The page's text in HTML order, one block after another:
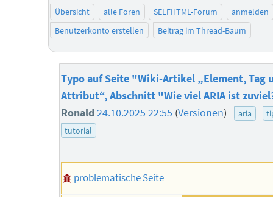
Übersicht alle Foren SELFHTML-Forum
anmelden
Benutzerkonto erstellen
Beitrag im Thread-Baum
Typo auf Seite "Wiki-Artikel „Element, Tag
Attribut“, Abschnitt "Wie viel ARIA ist
Ronald 24.10.2025 22:55 (Versionen) aria
tutorial
problematische Seite